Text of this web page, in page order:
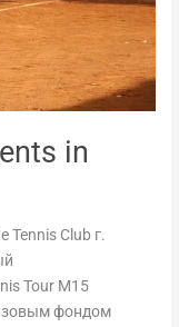
in
Tennis Club г.
Tour M15
фондом